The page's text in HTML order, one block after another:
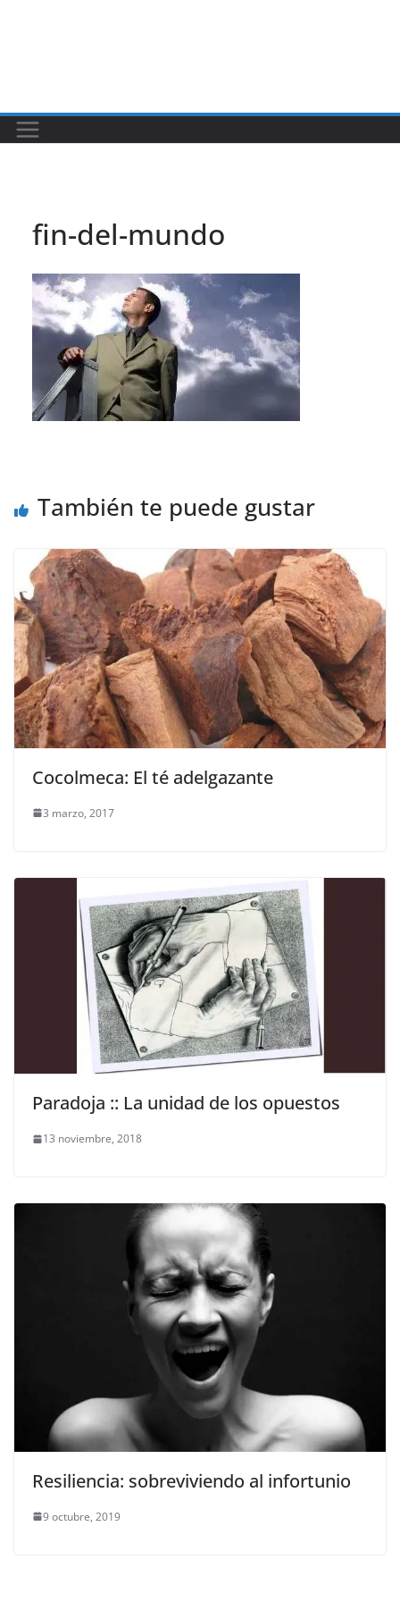
fin-del-mundo
También te puede gustar
Cocolmeca: El té adelgazante
3 marzo, 2017
Paradoja :: La unidad de los opuestos
13 noviembre, 2018
Resiliencia: sobreviviendo al infortunio
9 octubre, 2019